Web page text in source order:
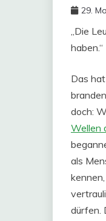
29.
„Die
haben.“
Das
doch:
Wellen
als
dürfen.